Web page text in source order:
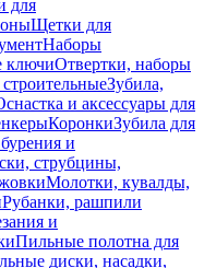
для
Щетки для
Наборы
ключиОтвертки, наборы
Зубила,
и аксессуары для
КоронкиЗубила для
и
струбцины,
Молотки, кувалды,
Рубанки, рашпили
и
Пильные полотна для
диски, насадки,